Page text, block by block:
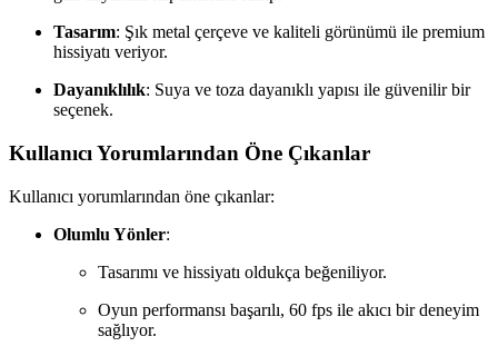
Tasarım: Şık metal çerçeve ve kaliteli görünümü ile premium
hissiyatı veriyor.
Dayanıklılık: Suya ve toza dayanıklı yapısı ile güvenilir bir
seçenek.
Kullanıcı Yorumlarından Öne Çıkanlar
Kullanıcı yorumlarından öne çıkanlar:
Olumlu Yönler:
Tasarımı ve hissiyatı oldukça beğeniliyor.
Oyun performansı başarılı, 60 fps ile akıcı bir deneyim
sağlıyor.